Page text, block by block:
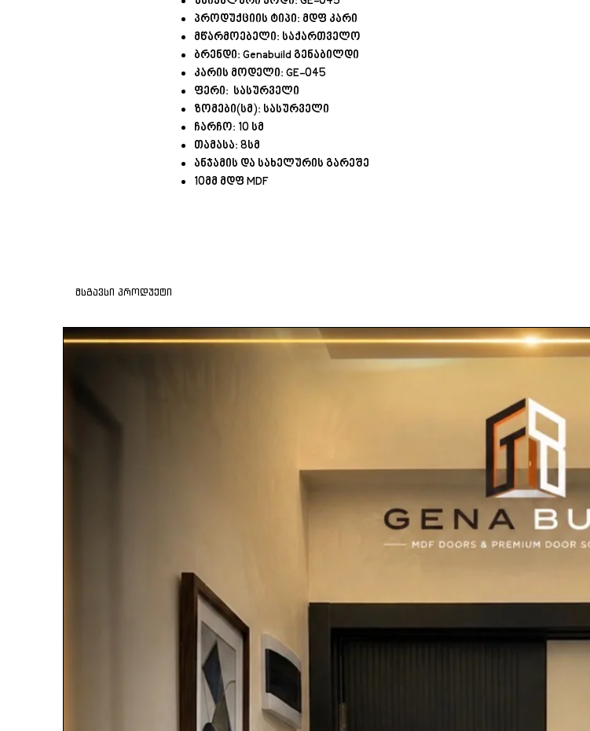
პროდუქციის ტიპი: მდფ კარი
მწარმოებელი: საქართველო
ბრენდი: Genabuild გენაბილდი
კარის მოდელი: GE-045
ფერი: სასურველი
ზომები(სმ): სასურველი
ჩარჩო: 10 სმ
თამასა: 8სმ
ანჯამის და სახელურის გარეშე
10მმ მდფ MDF
მსგავსი პროდუქტი